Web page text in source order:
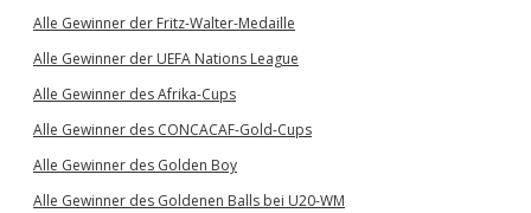
Alle Gewinner der Fritz-Walter-Medaille
Alle Gewinner der UEFA Nations League
Alle Gewinner des Afrika-Cups
Alle Gewinner des CONCACAF-Gold-Cups
Alle Gewinner des Golden Boy
Alle Gewinner des Goldenen Balls bei U20-WM